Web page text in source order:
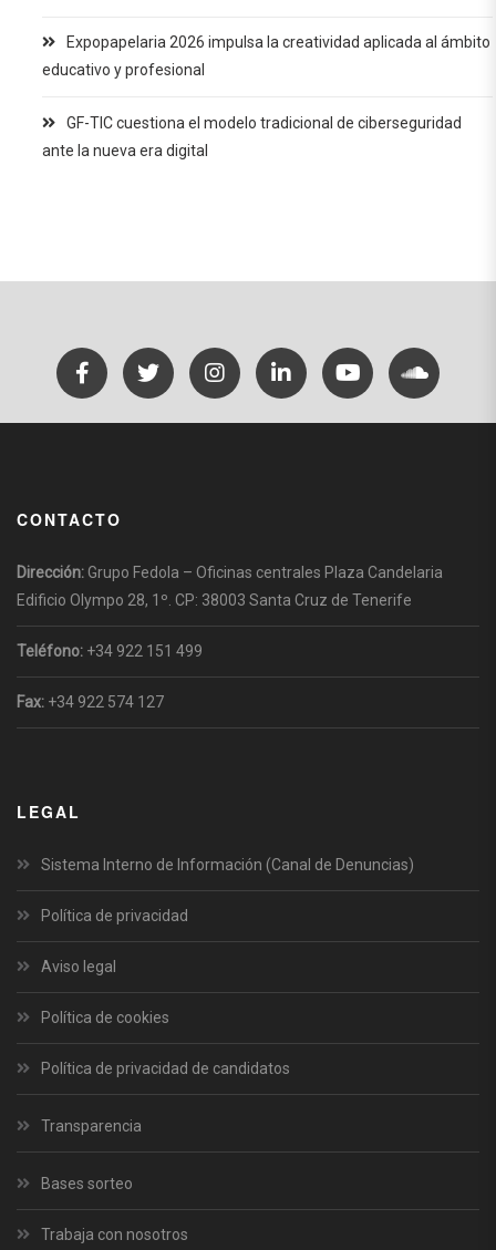
Expopapelaria 2026 impulsa la creatividad aplicada al ámbito
educativo y profesional
GF-TIC cuestiona el modelo tradicional de ciberseguridad
ante la nueva era digital
CONTACTO
Dirección: Grupo Fedola – Oficinas centrales Plaza Candelaria
Edificio Olympo 28, 1º. CP: 38003 Santa Cruz de Tenerife
Teléfono: +34 922 151 499
Fax: +34 922 574 127
LEGAL
Sistema Interno de Información (Canal de Denuncias)
Política de privacidad
Aviso legal
Política de cookies
Política de privacidad de candidatos
Transparencia
Bases sorteo
Trabaja con nosotros